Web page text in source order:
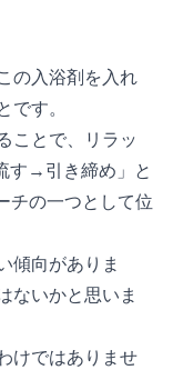
の入浴剤を入れ
す。
ことで、リラッ
す→引き締め」と
チの一つとして位
傾向がありま
ないかと思いま
けではありませ